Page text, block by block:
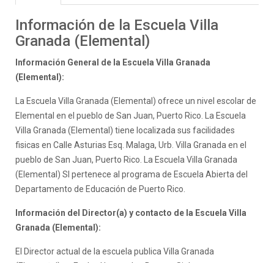
Información de la Escuela Villa
Granada (Elemental)
Información General de la Escuela Villa Granada
(Elemental):
La Escuela Villa Granada (Elemental) ofrece un nivel escolar de
Elemental en el pueblo de San Juan, Puerto Rico. La Escuela
Villa Granada (Elemental) tiene localizada sus facilidades
fisicas en Calle Asturias Esq. Malaga, Urb. Villa Granada en el
pueblo de San Juan, Puerto Rico. La Escuela Villa Granada
(Elemental) SI pertenece al programa de Escuela Abierta del
Departamento de Educación de Puerto Rico.
Información del Director(a) y contacto de la Escuela Villa
Granada (Elemental):
El Director actual de la escuela publica Villa Granada